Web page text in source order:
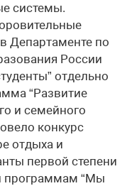
системы.
Департаменте по
России
отдельно
“Развитие
и семейного
конкурс
отдыха и
первой степени
программам “Мы